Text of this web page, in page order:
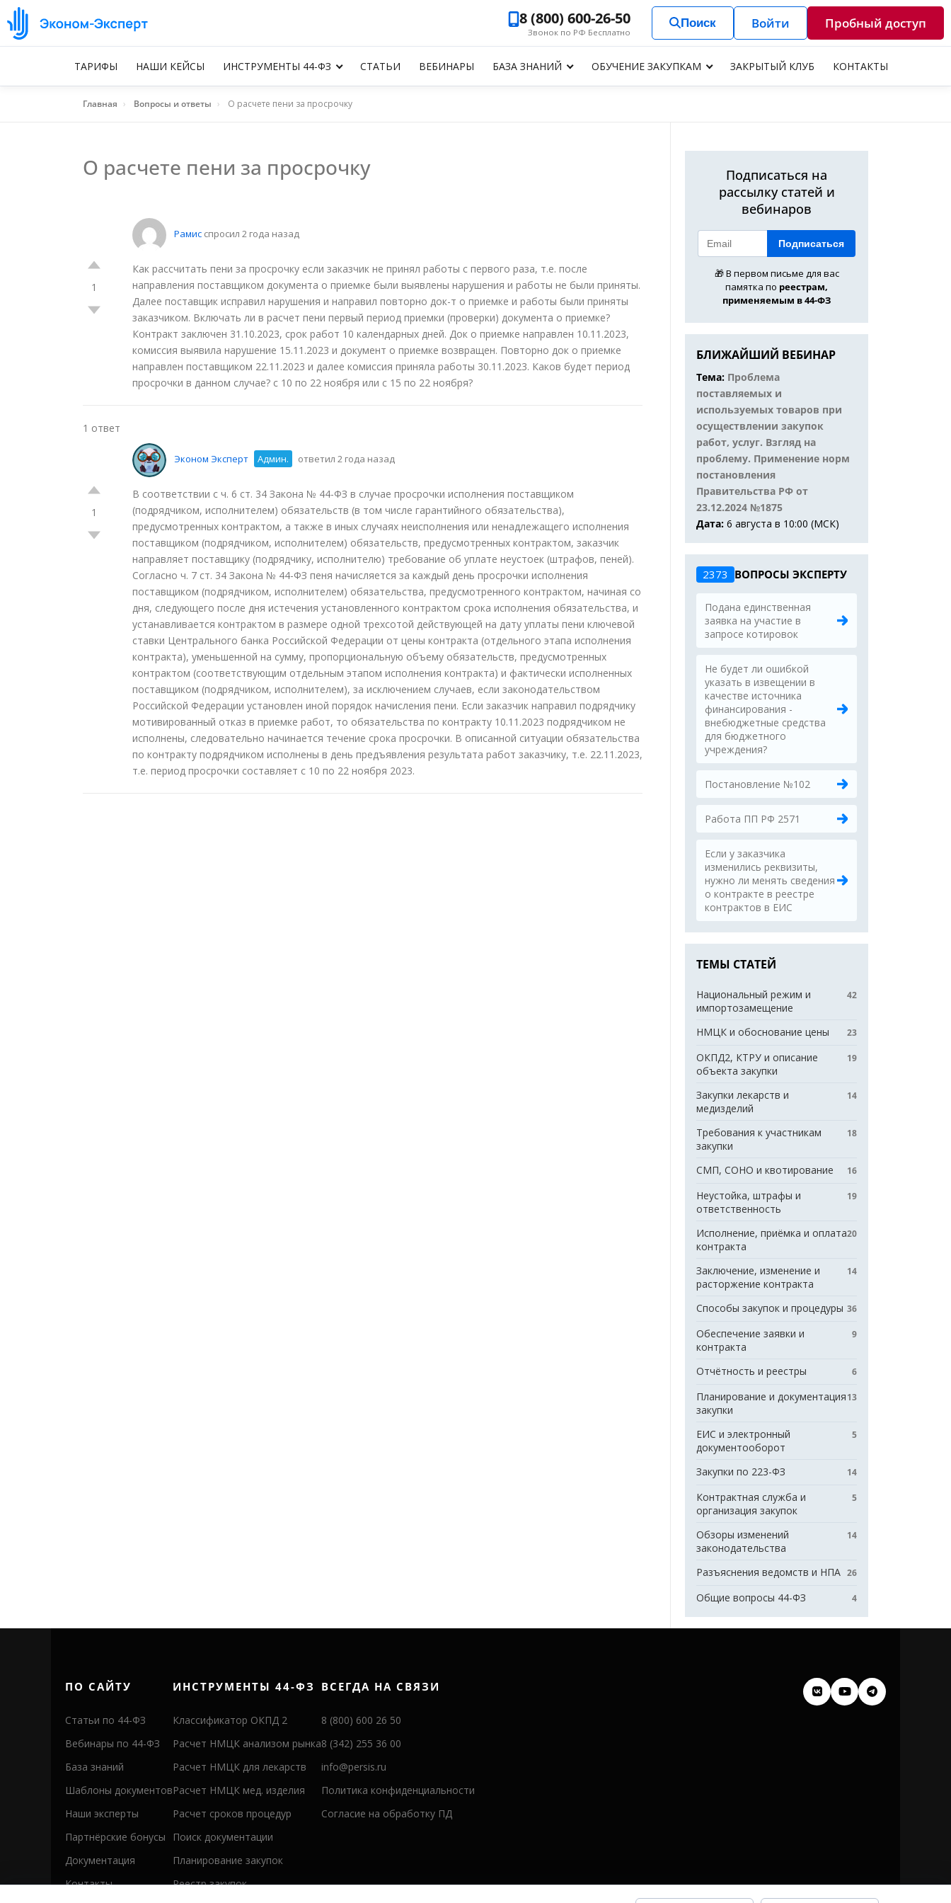
8 (800) 600-26-50
Звонок по РФ Бесплатно
Поиск Войти Пробный доступ
ТАРИФЫ НАШИ КЕЙСЫ ИНСТРУМЕНТЫ 44-ФЗ СТАТЬИ ВЕБИНАРЫ БАЗА ЗНАНИЙ ОБУЧЕНИЕ ЗАКУПКАМ ЗАКРЫТЫЙ КЛУБ КОНТАКТЫ
Главная › Вопросы и ответы › О расчете пени за просрочку
О расчете пени за просрочку
1
Рамис спросил 2 года назад
Как рассчитать пени за просрочку если заказчик не принял работы с первого раза, т.е. после
направления поставщиком документа о приемке были выявлены нарушения и работы не были приняты.
Далее поставщик исправил нарушения и направил повторно док-т о приемке и работы были приняты
заказчиком. Включать ли в расчет пени первый период приемки (проверки) документа о приемке?
Контракт заключен 31.10.2023, срок работ 10 календарных дней. Док о приемке направлен 10.11.2023,
комиссия выявила нарушение 15.11.2023 и документ о приемке возвращен. Повторно док о приемке
направлен поставщиком 22.11.2023 и далее комиссия приняла работы 30.11.2023. Каков будет период
просрочки в данном случае? с 10 по 22 ноября или с 15 по 22 ноября?
1 ответ
1
Эконом Эксперт Админ. ответил 2 года назад
В соответствии с ч. 6 ст. 34 Закона № 44-ФЗ в случае просрочки исполнения поставщиком
(подрядчиком, исполнителем) обязательств (в том числе гарантийного обязательства),
предусмотренных контрактом, а также в иных случаях неисполнения или ненадлежащего исполнения
поставщиком (подрядчиком, исполнителем) обязательств, предусмотренных контрактом, заказчик
направляет поставщику (подрядчику, исполнителю) требование об уплате неустоек (штрафов, пеней).
Согласно ч. 7 ст. 34 Закона № 44-ФЗ пеня начисляется за каждый день просрочки исполнения
поставщиком (подрядчиком, исполнителем) обязательства, предусмотренного контрактом, начиная со
дня, следующего после дня истечения установленного контрактом срока исполнения обязательства, и
устанавливается контрактом в размере одной трехсотой действующей на дату уплаты пени ключевой
ставки Центрального банка Российской Федерации от цены контракта (отдельного этапа исполнения
контракта), уменьшенной на сумму, пропорциональную объему обязательств, предусмотренных
контрактом (соответствующим отдельным этапом исполнения контракта) и фактически исполненных
поставщиком (подрядчиком, исполнителем), за исключением случаев, если законодательством
Российской Федерации установлен иной порядок начисления пени. Если заказчик направил подрядчику
мотивированный отказ в приемке работ, то обязательства по контракту 10.11.2023 подрядчиком не
исполнены, следовательно начинается течение срока просрочки. В описанной ситуации обязательства
по контракту подрядчиком исполнены в день предъявления результата работ заказчику, т.е. 22.11.2023,
т.е. период просрочки составляет с 10 по 22 ноября 2023.
Подписаться на
рассылку статей и
вебинаров
Подписаться
🎁 В первом письме для вас
памятка по реестрам,
применяемым в 44-ФЗ
БЛИЖАЙШИЙ ВЕБИНАР
Тема: Проблема
поставляемых и
используемых товаров при
осуществлении закупок
работ, услуг. Взгляд на
проблему. Применение норм
постановления
Правительства РФ от
23.12.2024 №1875
Дата: 6 августа в 10:00 (МСК)
2373 ВОПРОСЫ ЭКСПЕРТУ
Подана единственная
заявка на участие в
запросе котировок
Не будет ли ошибкой
указать в извещении в
качестве источника
финансирования -
внебюджетные средства
для бюджетного
учреждения?
Постановление №102
Работа ПП РФ 2571
Если у заказчика
изменились реквизиты,
нужно ли менять сведения
о контракте в реестре
контрактов в ЕИС
ТЕМЫ СТАТЕЙ
Национальный режим и
импортозамещение
42
НМЦК и обоснование цены 23
ОКПД2, КТРУ и описание
объекта закупки
19
Закупки лекарств и
медизделий
14
Требования к участникам
закупки
18
СМП, СОНО и квотирование 16
Неустойка, штрафы и
ответственность
19
Исполнение, приёмка и оплата
контракта
20
Заключение, изменение и
расторжение контракта
14
Способы закупок и процедуры 36
Обеспечение заявки и
контракта
9
Отчётность и реестры 6
Планирование и документация
закупки
13
ЕИС и электронный
документооборот
5
Закупки по 223-ФЗ 14
Контрактная служба и
организация закупок
5
Обзоры изменений
законодательства
14
Разъяснения ведомств и НПА 26
Общие вопросы 44-ФЗ 4
ПО САЙТУ
Статьи по 44-ФЗ
Вебинары по 44-ФЗ
База знаний
Шаблоны документов
Наши эксперты
Партнёрские бонусы
Документация
Контакты
ИНСТРУМЕНТЫ 44-ФЗ
Классификатор ОКПД 2
Расчет НМЦК анализом рынка
Расчет НМЦК для лекарств
Расчет НМЦК мед. изделия
Расчет сроков процедур
Поиск документации
Планирование закупок
Реестр закупок
ВСЕГДА НА СВЯЗИ
8 (800) 600 26 50
8 (342) 255 36 00
info@persis.ru
Политика конфиденциальности
Согласие на обработку ПД